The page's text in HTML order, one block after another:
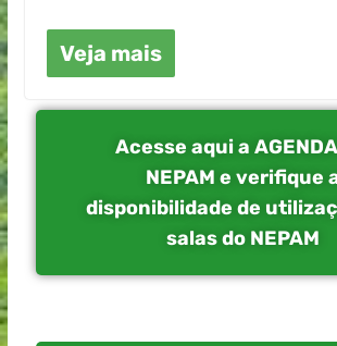
Veja mais
Acesse aqui a
NEPAM e verifique
disponibilidade de
salas do NEPAM